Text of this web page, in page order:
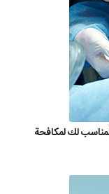
لك لمكافحة